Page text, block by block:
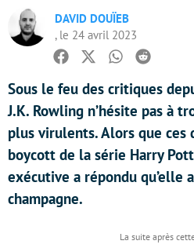
DAVID DOUÏEB
, le 24 avril 2023
Facebook
TwitterWhatsapp
Reddit
Sous le feu des critiques
J.K. Rowling n’hésite pas à
plus virulents. Alors que
boycott de la série Harry
exécutive a répondu qu’elle
champagne.